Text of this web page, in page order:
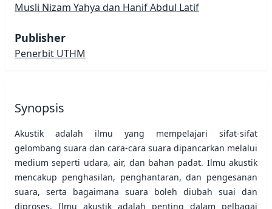
Musli Nizam Yahya dan Hanif Abdul Latif
Publisher
Penerbit UTHM
Synopsis
Akustik adalah ilmu yang mempelajari sifat-sifat
gelombang suara dan cara-cara suara dipancarkan melalui
medium seperti udara, air, dan bahan padat. Ilmu akustik
mencakup penghasilan, penghantaran, dan pengesanan
suara, serta bagaimana suara boleh diubah suai dan
diproses. Ilmu akustik adalah penting dalam pelbagai